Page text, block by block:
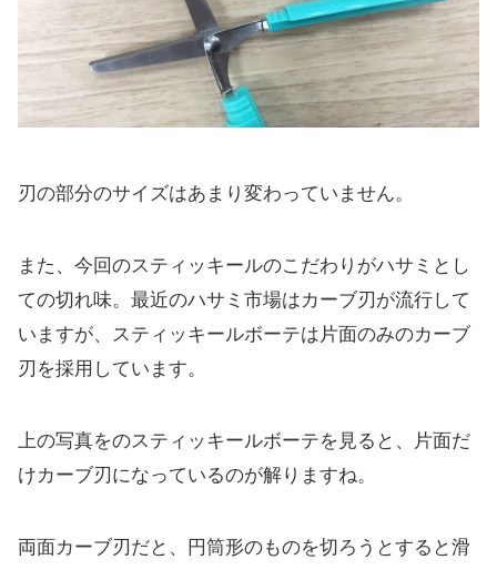
刃の部分のサイズはあまり変わっていません。
また、今回のスティッキールのこだわりがハサミとし
ての切れ味。最近のハサミ市場はカーブ刃が流行して
いますが、スティッキールボーテは片面のみのカーブ
刃を採用しています。
上の写真をのスティッキールボーテを見ると、片面だ
けカーブ刃になっているのが解りますね。
両面カーブ刃だと、円筒形のものを切ろうとすると滑